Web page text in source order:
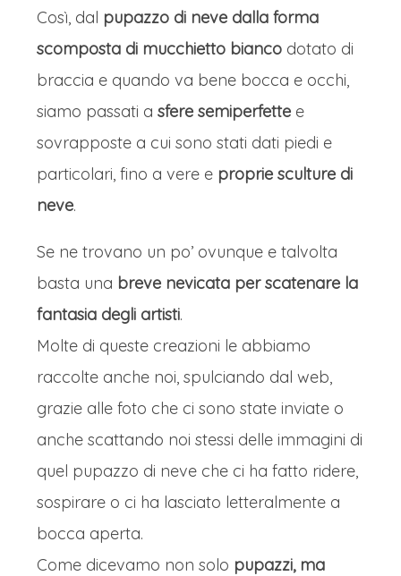
Così, dal pupazzo di neve dalla forma
scomposta di mucchietto bianco dotato di
braccia e quando va bene bocca e occhi,
siamo passati a sfere semiperfette e
sovrapposte a cui sono stati dati piedi e
particolari, fino a vere e proprie sculture di
neve.
Se ne trovano un po’ ovunque e talvolta
basta una breve nevicata per scatenare la
fantasia degli artisti.
Molte di queste creazioni le abbiamo
raccolte anche noi, spulciando dal web,
grazie alle foto che ci sono state inviate o
anche scattando noi stessi delle immagini di
quel pupazzo di neve che ci ha fatto ridere,
sospirare o ci ha lasciato letteralmente a
bocca aperta.
Come dicevamo non solo pupazzi, ma